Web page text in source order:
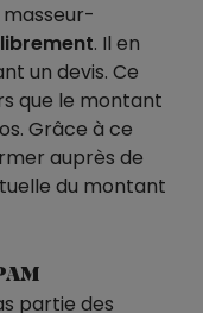
. Il en
un devis. Ce
que le montant
Grâce à ce
auprès de
du montant
partie des